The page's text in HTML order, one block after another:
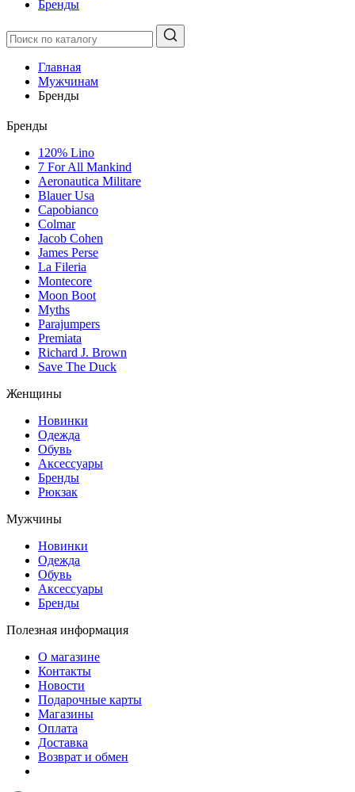
Бренды
Главная
Мужчинам
Бренды
Бренды
120% Lino
7 For All Mankind
Aeronautica Militare
Blauer Usa
Capobianco
Colmar
Jacob Cohen
James Perse
La Fileria
Montecore
Moon Boot
Myths
Parajumpers
Premiata
Richard J. Brown
Save The Duck
Женщины
Новинки
Одежда
Обувь
Аксессуары
Бренды
Рюкзак
Мужчины
Новинки
Одежда
Обувь
Аксессуары
Бренды
Полезная информация
О магазине
Контакты
Новости
Подарочные карты
Магазины
Оплата
Доставка
Возврат и обмен